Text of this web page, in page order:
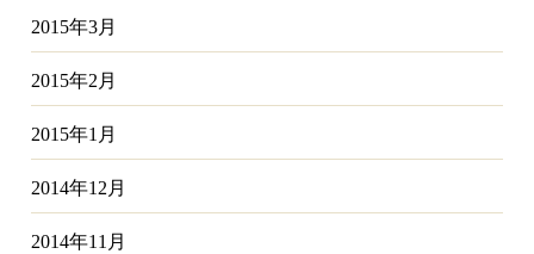
2015年3月
2015年2月
2015年1月
2014年12月
2014年11月